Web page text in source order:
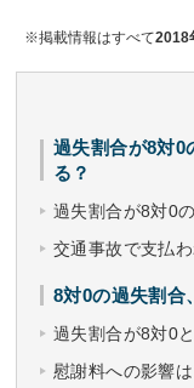
※掲載情報はすべて2018
過失割合が8対0
る？
過失割合が8対0
交通事故で支払
8対0の過失割合
過失割合が8対0
慰謝料への影響は